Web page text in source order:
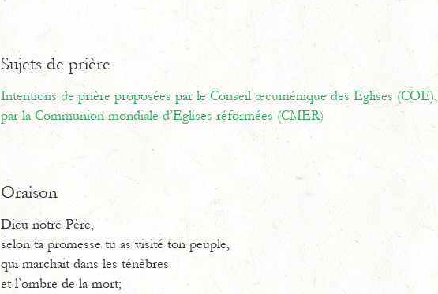
Sujets de prière
Intentions de prière proposées par le Conseil œcuménique des Eglises (COE),
par la Communion mondiale d’Eglises réformées (CMER)
Oraison
Dieu notre Père,
selon ta promesse tu as visité ton peuple,
qui marchait dans les ténèbres
et l’ombre de la mort;